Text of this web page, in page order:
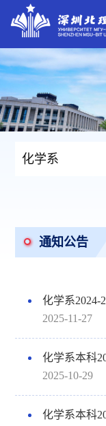
化学系
通知公告
2025-11-27
2025-10-29